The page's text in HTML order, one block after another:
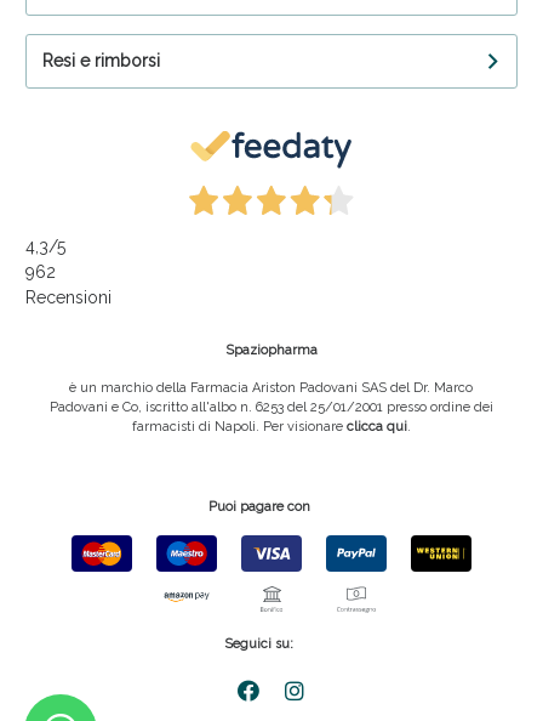
Resi e rimborsi
4,3/5
962
Recensioni
Spaziopharma
è un marchio della Farmacia Ariston Padovani SAS del Dr. Marco
Padovani e Co, iscritto all'albo n. 6253 del 25/01/2001 presso ordine dei
farmacisti di Napoli. Per visionare clicca qui.
Puoi pagare con
Seguici su: